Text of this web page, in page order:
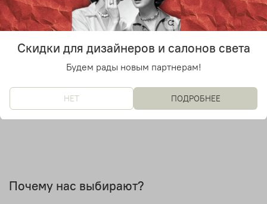
Лампочки в комплекте
Уточняйте у менеджера
Почему нас выбирают?
Скидки для дизайнеров и салонов света
Будем рады новым партнерам!
НЕТ ПОДРОБНЕЕ